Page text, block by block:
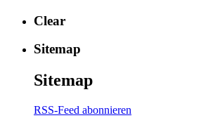
Clear
Sitemap
Sitemap
RSS-Feed abonnieren